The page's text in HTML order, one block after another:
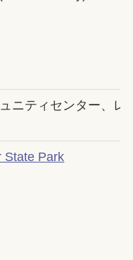
ニティセンター、レ
State Park